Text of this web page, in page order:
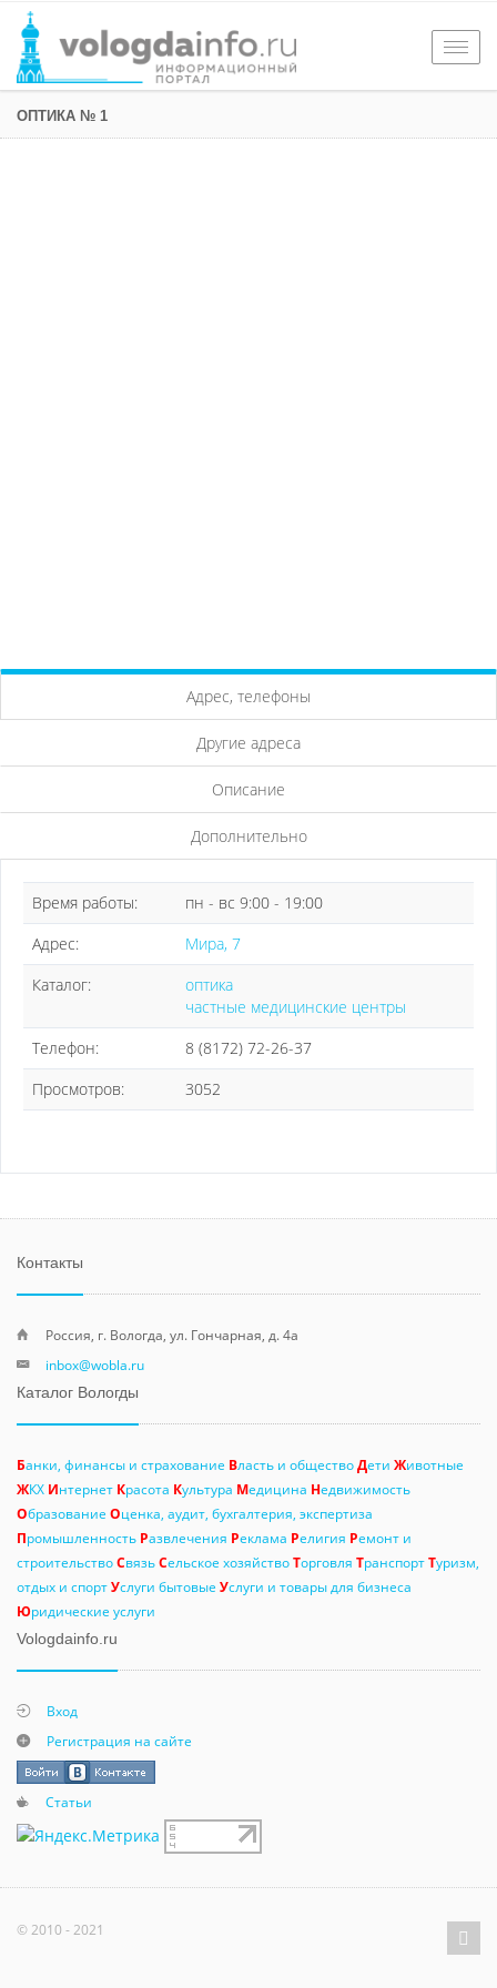
ОПТИКА № 1
Адрес, телефоны
Другие адреса
Описание
Дополнительно
Время работы:
пн - вс 9:00 - 19:00
Адрес:
Мира, 7
Каталог:
оптика
частные медицинские центры
Телефон:
8 (8172) 72-26-37
Просмотров:
3052
Контакты
Россия, г. Вологда, ул. Гончарная, д. 4а
inbox@wobla.ru
Каталог Вологды
Банки, финансы и страхование Власть и обществоДети Животные
ЖКХ Интернет Красота Культура Медицина Недвижимость
Образование Оценка, аудит, бухгалтерия, экспертиза
Промышленность Развлечения Реклама Религия Ремонт и
строительствоСвязьСельское хозяйствоТорговля ТранспортТуризм,
отдых и спортУслуги бытовые Услуги и товары для бизнеса
Юридические услуги
Vologdainfo.ru
Вход
Регистрация на сайте
Статьи
© 2010 - 2021